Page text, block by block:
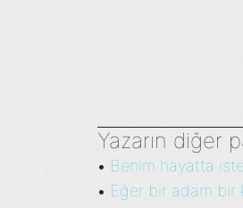
Yazarın diğer
• Benim hayatta
• Eğer bir adam bir